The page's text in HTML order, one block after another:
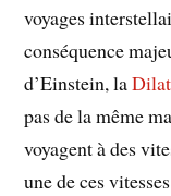
voyages
conséquence
d’Einstein, la
pas de la même
voyagent à des
une de ces